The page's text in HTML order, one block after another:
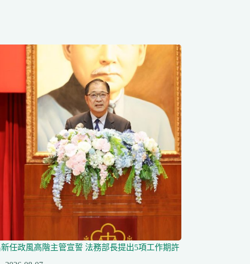
新任政風高階主管宣誓 法務部長提出5項工作期許